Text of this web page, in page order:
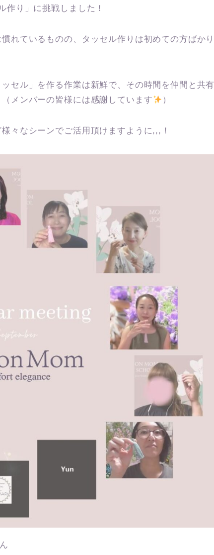
作り」に挑戦しました！
れているものの、タッセル作りは初めての方ばかり
セル」を作る作業は新鮮で、その時間を仲間と共有
メンバーの皆様には感謝しています
）
々なシーンでご活用頂けますように,,,！